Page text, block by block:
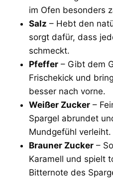
im Ofen besonders
Salz – Hebt den
sorgt dafür, dass
schmeckt.
Pfeffer – Gibt dem
Frischekick und
besser nach vorne.
Weißer Zucker –
Spargel abrundet
Mundgefühl verleiht.
Brauner Zucker –
Karamell und spielt
Bitternote des